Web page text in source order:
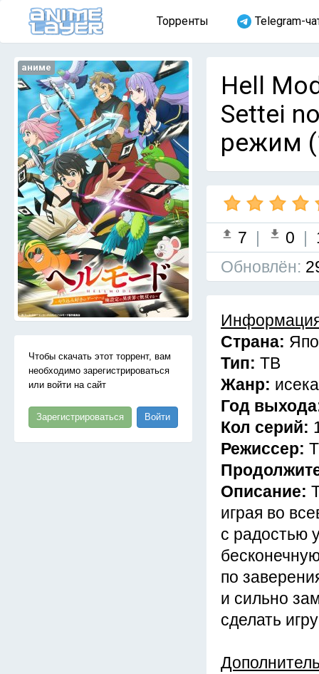
Торренты Telegram-
аниме
Чтобы скачать этот торрент, вам
необходимо зарегистрироваться
или войти на сайт
Зарегистрироваться Войти
Hell
Settei
режим
7 | 0 |
Обновлён:
Страна:
Тип: ТВ
Жанр:
Год
Кол серий:
Режиссер:
Описание:
играя во
с радостью
по
и сильно
сделать